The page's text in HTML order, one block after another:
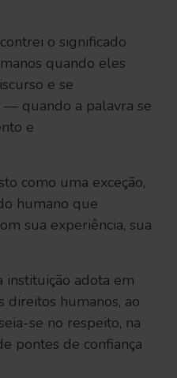
o significado
quando eles
e se
quando a palavra se
e
como uma exceção,
humano que
sua experiência, sua
adota em
direitos humanos, ao
se no respeito, na
pontes de confiança